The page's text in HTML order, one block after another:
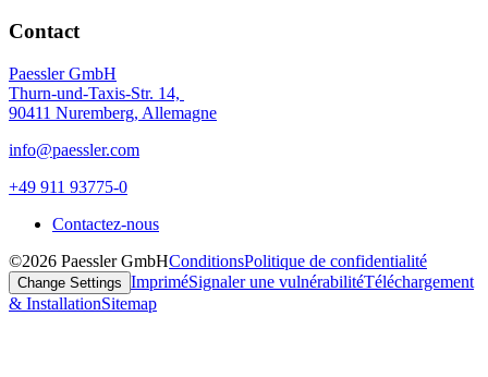
Contact
Paessler GmbH
Thurn-und-Taxis-Str. 14,
90411 Nuremberg, Allemagne
info@paessler.com
+49 911 93775-0
Contactez-nous
©2026 Paessler GmbHConditionsPolitique de confidentialité
Change Settings ImpriméSignaler une vulnérabilitéTéléchargement
& InstallationSitemap